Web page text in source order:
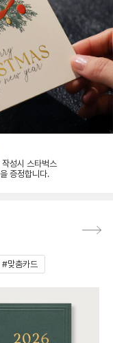
작성시 스타벅스
증정합니다.
#맞춤카드